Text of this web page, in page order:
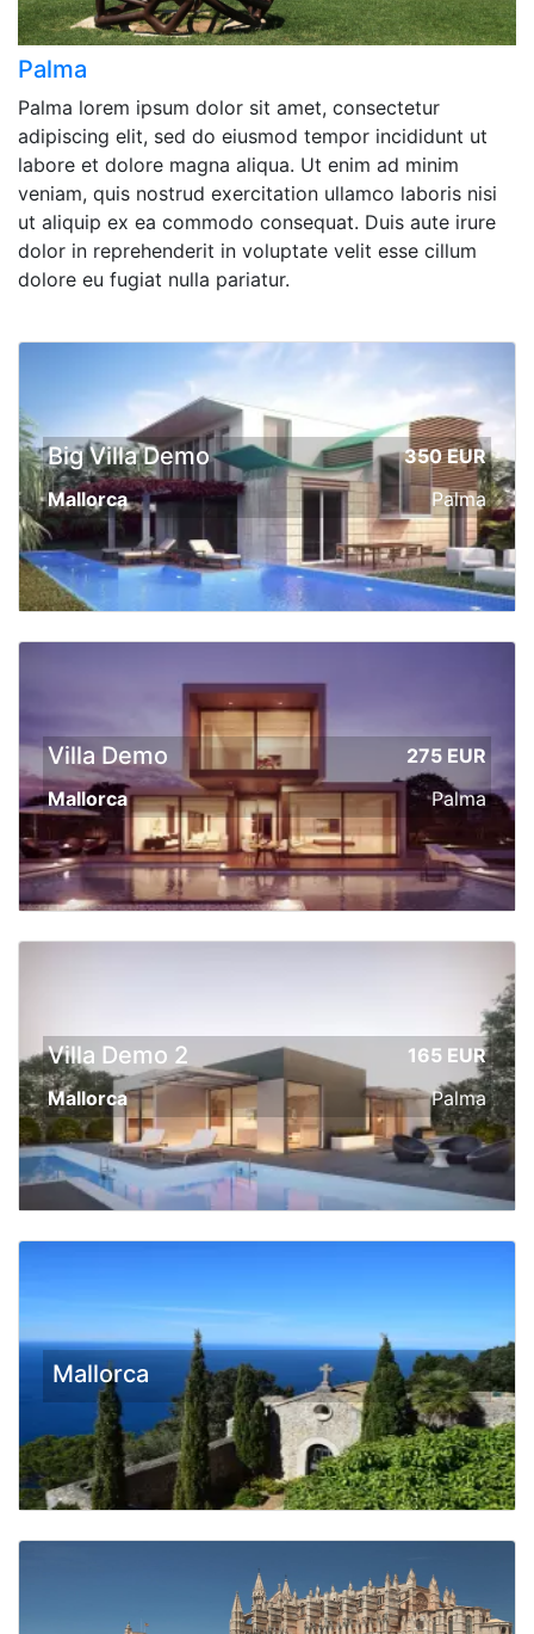
Palma
Palma lorem ipsum dolor sit amet, consectetur
adipiscing elit, sed do eiusmod tempor incididunt ut
labore et dolore magna aliqua. Ut enim ad minim
veniam, quis nostrud exercitation ullamco laboris nisi
ut aliquip ex ea commodo consequat. Duis aute irure
dolor in reprehenderit in voluptate velit esse cillum
dolore eu fugiat nulla pariatur.
Big Villa Demo
350 EUR
Mallorca
Palma
Villa Demo
275 EUR
Mallorca
Palma
Villa Demo 2
165 EUR
Mallorca
Palma
Mallorca